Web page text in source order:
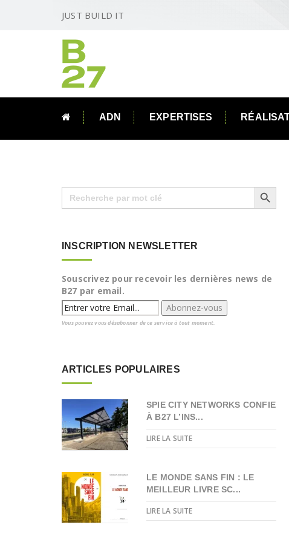
JUST BUILD IT
ADN EXPERTISES
Search
for:
Search Button
INSCRIPTION NEWSLETTER
Souscrivez pour recevoir les dernières news de
B27 par email.
Vous pouvez vous désabonner de ce service à tout moment.
ARTICLES POPULAIRES
SPIE CITY NETWORKS CONFIE
À B27 L’INS...
LIRE LA SUITE
LE MONDE SANS FIN : LE
MEILLEUR LIVRE SC...
LIRE LA SUITE